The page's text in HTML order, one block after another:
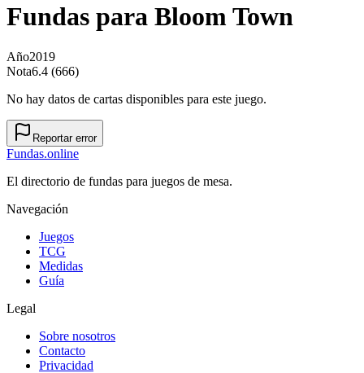
Fundas para Bloom Town
Año2019
Nota6.4 (666)
No hay datos de cartas disponibles para este juego.
Reportar error
Fundas.online
El directorio de fundas para juegos de mesa.
Navegación
Juegos
TCG
Medidas
Guía
Legal
Sobre nosotros
Contacto
Privacidad